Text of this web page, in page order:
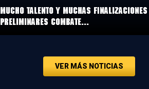
Mucho talento y muchas finalizaciones
preliminares Combate...
VER MÁS NOTICIAS